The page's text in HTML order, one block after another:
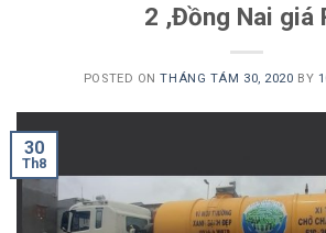
2 ,Đồng Nai giá
POSTED ONTHÁNG TÁM 30, 2020 BY
30
Th8